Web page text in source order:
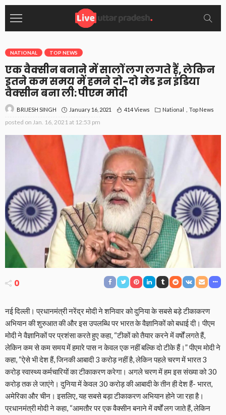
NATIONAL TOP NEWS
एक वैक्सीन बनाने में सालों लग लगते हैं, लेकिन
इतने कम समय में हमने दो-दो मेड इन इंडिया
वैक्सीन बना ली: पीएम मोदी
BRIJESH SINGH January 16, 2021 414 Views National Top News
posted on Jan. 16, 2021 at 12:53 pm
0
नई दिल्ली। प्रधानमंत्री नरेंद्र मोदी ने शनिवार को दुनिया के सबसे बड़े टीकाकरण
अभियान की शुरुआत की और इस उपलब्धि पर भारत के वैज्ञानिकों को बधाई दी। पीएम
मोदी ने वैज्ञानिकों पर प्रशंसा करते हुए कहा, “टीकों को तैयार करने में वर्षों लगते हैं,
लेकिन कम से कम समय में हमारे पास न केवल एक नहीं बल्कि दो टीके हैं।” पीएम मोदी ने
कहा, “ऐसे भी देश हैं, जिनकी आबादी 3 करोड़ नहीं है, लेकिन पहले चरण में भारत 3
करोड़ स्वास्थ्य कर्मचारियों का टीकाकरण करेगा। अगले चरण में हम इस संख्या को 30
करोड़ तक ले जाएंगे। दुनिया में केवल 30 करोड़ की आबादी के तीन ही देश हैं- भारत,
अमेरिका और चीन। इसलिए, यह सबसे बड़ा टीकाकरण अभियान होने जा रहा है।
प्रधानमंत्री मोदी ने कहा, “आमतौर पर एक वैक्सीन बनाने में वर्षों लग जाते हैं, लेकिन